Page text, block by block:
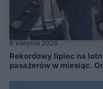
6 sierpnia 2026
Rekordowy lipiec na
pasażerów w miesiąc.